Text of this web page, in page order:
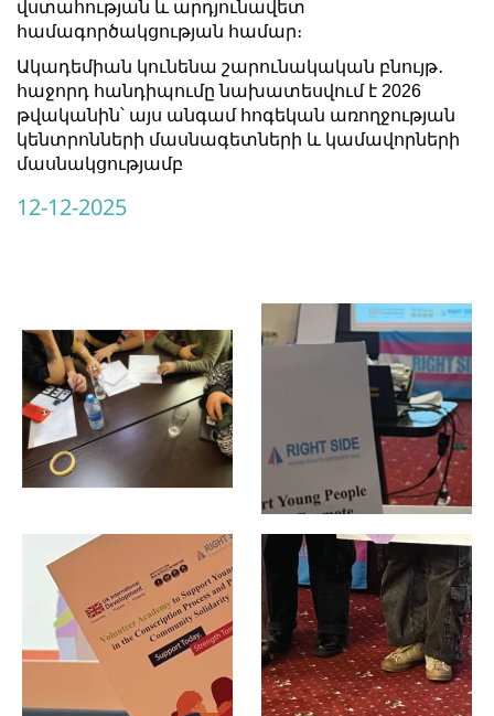
վստահության և արդյունավետ
համագործակցության համար։
Ակադեմիան կունենա շարունակական բնույթ․
հաջորդ հանդիպումը նախատեսվում է 2026
թվականին՝ այս անգամ հոգեկան առողջության
կենտրոնների մասնագետների և կամավորների
մասնակցությամբ
12-12-2025